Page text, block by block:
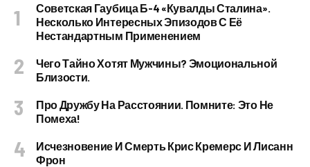
Советская Гаубица Б-4 «Кувалды Сталина».
Несколько Интересных Эпизодов С Её
Нестандартным Применением
Чего Тайно Хотят Мужчины? Эмоциональной
Близости.
Про Дружбу На Расстоянии. Помните: Это Не
Помеха!
Исчезновение И Смерть Крис Кремерс И Лисанн
Фрон